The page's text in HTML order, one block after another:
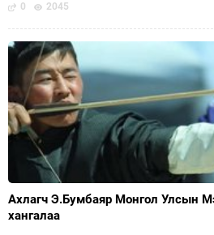
0 2045
Ахлагч Э.Бумбаяр Монгол Улсын
хангалаа